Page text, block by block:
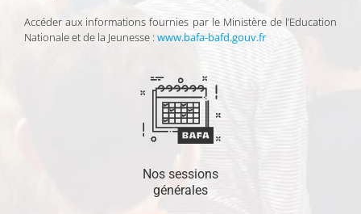
Accéder aux informations fournies par le Ministère de l’Education
Nationale et de la Jeunesse : www.bafa-bafd.gouv.fr
Nos sessions
générales